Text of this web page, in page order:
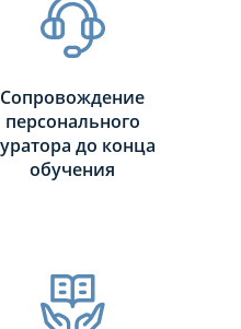
Сопровождение
персонального
до конца
обучения